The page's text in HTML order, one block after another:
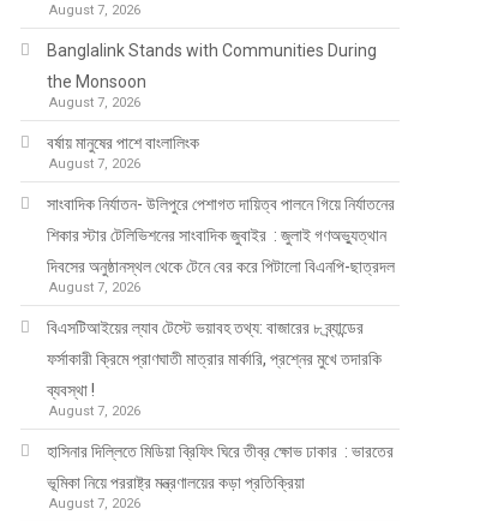
August 7, 2026
Banglalink Stands with Communities During
the Monsoon
August 7, 2026
বর্ষায় মানুষের পাশে বাংলালিংক
August 7, 2026
সাংবাদিক নির্যাতন- উলিপুরে পেশাগত দায়িত্ব পালনে গিয়ে নির্যাতনের
শিকার স্টার টেলিভিশনের সাংবাদিক জুবাইর : জুলাই গণঅভ্যুত্থান
দিবসের অনুষ্ঠানস্থল থেকে টেনে বের করে পিটালো বিএনপি-ছাত্রদল
August 7, 2026
বিএসটিআইয়ের ল্যাব টেস্টে ভয়াবহ তথ্য: বাজারের ৮ ব্র্যান্ডের
ফর্সাকারী ক্রিমে প্রাণঘাতী মাত্রার মার্কারি, প্রশ্নের মুখে তদারকি
ব্যবস্থা !
August 7, 2026
হাসিনার দিল্লিতে মিডিয়া ব্রিফিং ঘিরে তীব্র ক্ষোভ ঢাকার : ভারতের
ভূমিকা নিয়ে পররাষ্ট্র মন্ত্রণালয়ের কড়া প্রতিক্রিয়া
August 7, 2026